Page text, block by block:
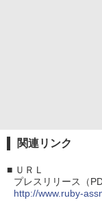
関連リンク
■ ＵＲＬ
プレスリリース（
http://www.ruby-